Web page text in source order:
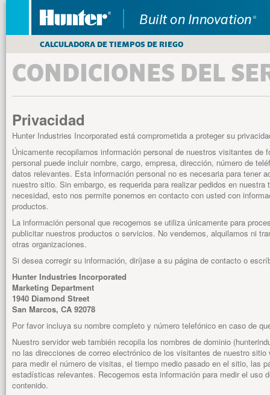
CALCULADORA DE TIEMPOS DE RIEGO
CONDICIONES DEL
Privacidad
Hunter Industries Incorporated está comprometida a proteger su
Únicamente recopilamos información personal de nuestros visitantes de
personal puede incluir nombre, cargo, empresa, dirección, número de
datos relevantes. Esta información personal no es necesaria para tener
nuestro sitio. Sin embargo, es requerida para realizar pedidos en
necesidad, esto nos permite ponernos en contacto con usted con
productos.
La información personal que recogemos se utiliza únicamente para
publicitar nuestros productos o servicios. No vendemos, alquilamos ni
otras organizaciones.
Si desea corregir su información, diríjase a su página de contacto o
Hunter Industries Incorporated
Marketing Department
1940 Diamond Street
San Marcos, CA 92078
Por favor incluya su nombre completo y número telefónico en caso de
Nuestro servidor web también recopila los nombres de dominio
no las direcciones de correo electrónico de los visitantes de nuestro
para medir el número de visitas, el tiempo medio pasado en el sitio, las
estadísticas relevantes. Recogemos esta información para medir el uso
contenido.